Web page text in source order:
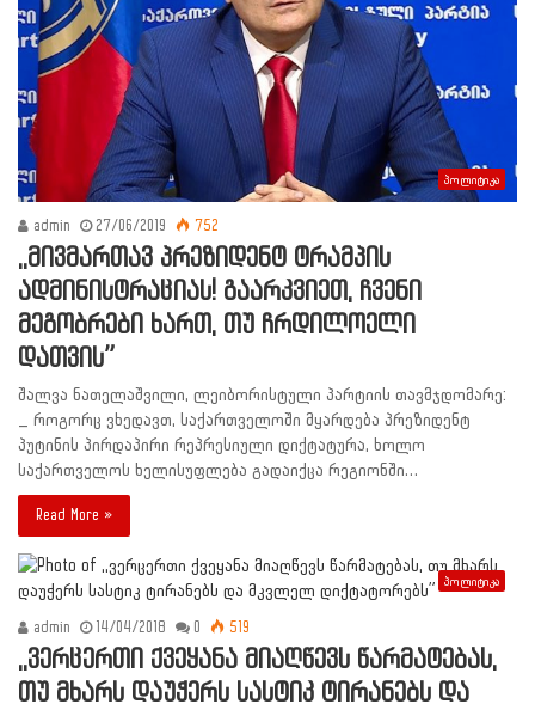
პოლიტიკა
admin 27/06/2019 752
,,მივმართავ პრეზიდენტ ტრამპის
ადმინისტრაციას! გაარკვიეთ, ჩვენი
მეგობრები ხართ, თუ ჩრდილოელი
დათვის”
შალვა ნათელაშვილი, ლეიბორისტული პარტიის თავმჯდომარე:
_ როგორც ვხედავთ, საქართველოში მყარდება პრეზიდენტ
პუტინის პირდაპირი რეპრესიული დიქტატურა, ხოლო
საქართველოს ხელისუფლება გადაიქცა რეგიონში…
Read More »
პოლიტიკა
admin 14/04/2018 0 519
,,ვერცერთი ქვეყანა მიაღწევს წარმატებას,
თუ მხარს დაუჭერს სასტიკ ტირანებს და